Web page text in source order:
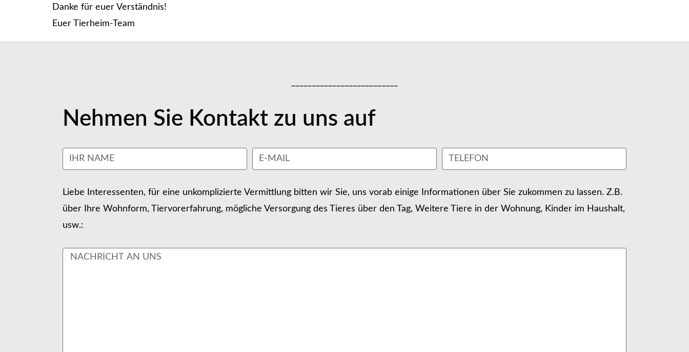
Danke für euer Verständnis!
Euer Tierheim-Team
Nehmen Sie Kontakt zu uns auf
Liebe Interessenten, für eine unkomplizierte Vermittlung bitten wir Sie, uns vorab einige Informationen über Sie zukommen zu lassen. Z.B.
über Ihre Wohnform, Tiervorerfahrung, mögliche Versorgung des Tieres über den Tag, Weitere Tiere in der Wohnung, Kinder im Haushalt,
usw.: